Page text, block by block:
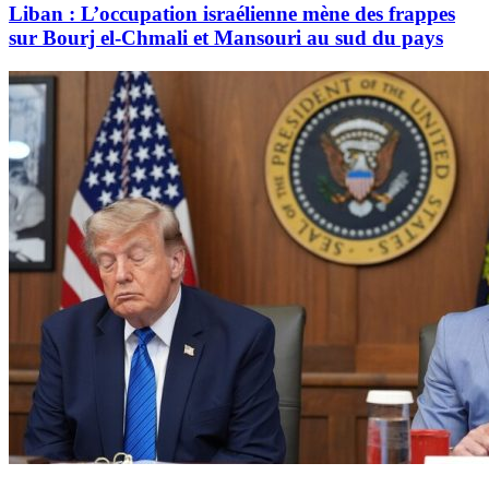
Liban : L’occupation israélienne mène des frappes
sur Bourj el-Chmali et Mansouri au sud du pays